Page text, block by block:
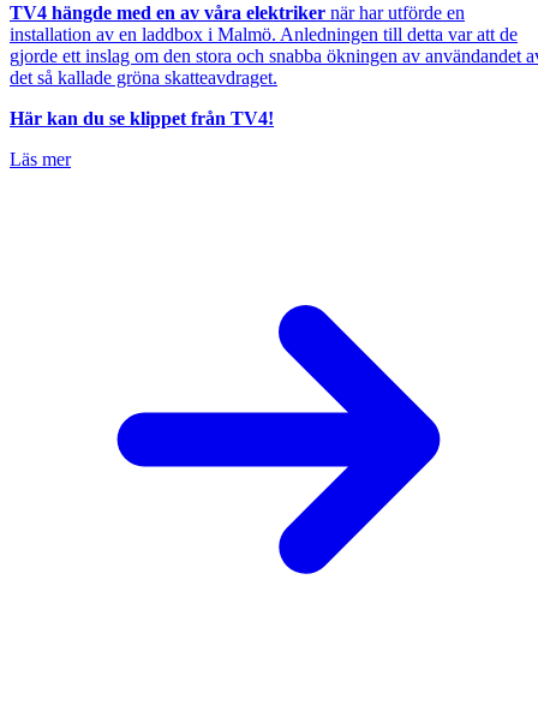
TV4 hängde med en av våra elektriker när har utförde en
installation av en laddbox i Malmö. Anledningen till detta var att de
gjorde ett inslag om den stora och snabba ökningen av användandet
det så kallade gröna skatteavdraget.
Här kan du se klippet från TV4!
Läs mer